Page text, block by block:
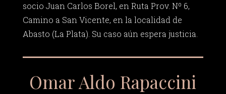
socio Juan Carlos Borel, en Ruta Prov. Nº 6,
Camino a San Vicente, en la localidad de
Abasto (La Plata). Su caso aún espera justicia.
Omar Aldo Rapaccini